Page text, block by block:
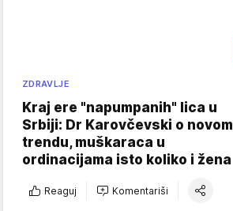
ZDRAVLJE
Kraj ere "napumpanih" lica u
Srbiji: Dr Karovčevski o novom
trendu, muškaraca u
ordinacijama isto koliko i žena
Reaguj Komentariši